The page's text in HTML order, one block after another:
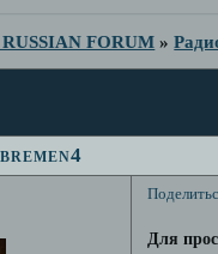
FORUM »
Для